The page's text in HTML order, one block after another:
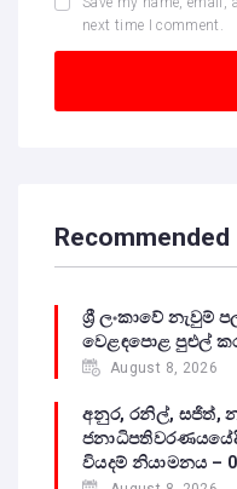
next time I comment.
Recommended
ශ්‍රී ලංකාවේ නැවුම්
වෙළඳපොළ පුළුල්
August 8, 2026
අනුර, රනිල්, සජිත්,
වියදම් නියාමනය –